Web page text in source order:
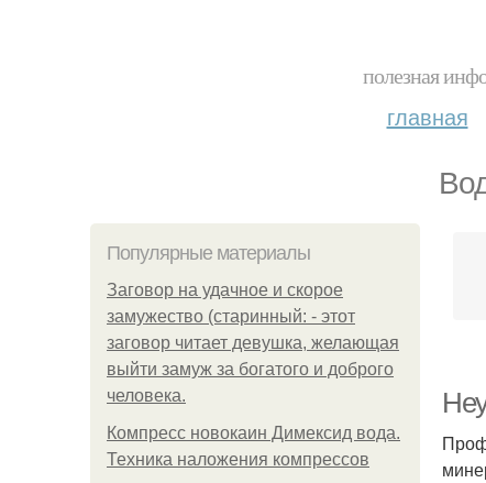
полезная
главная
Популярные материалы
Заговор на удачное и скорое
замужество (старинный: - этот
заговор читает девушка, желающая
выйти замуж за богатого и доброго
человека.
Компресс новокаин Димексид вода.
Техника наложения компрессов